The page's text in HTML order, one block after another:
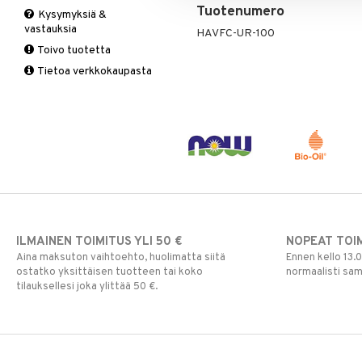
Tuotenumero
HAVFC-UR-100
Suolisto
Valkosipuli
Yskään
C-vitamiinit
Miehet
Multimineraalit
Q-10
Schizandra
Suorituskyky
Kysymyksiä &
vastauksia
Toivo tuotetta
Tietoa verkkokaupasta
ILMAINEN TOIMITUS YLI 50 €
Aina maksuton vaihtoehto, huolimatta siitä
ostatko yksittäisen tuotteen tai koko
tilauksellesi joka ylittää 50 €.
NOPEAT
Ennen kello
normaalisti